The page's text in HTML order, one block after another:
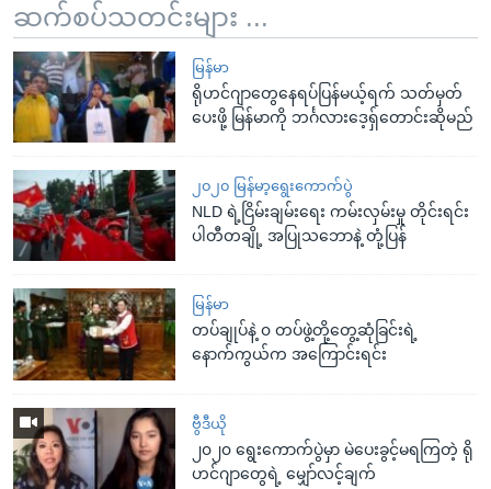
ဆက်စပ်သတင်းများ ...
မြန်မာ
ရိုဟင်ဂျာတွေနေရပ်ပြန်မယ့်ရက် သတ်မှတ်
ပေးဖို့ မြန်မာကို ဘင်္ဂလားဒေ့ရှ်တောင်းဆိုမည်
၂၀၂၀ မြန်မာ့ရွေးကောက်ပွဲ
NLD ရဲ့ငြိမ်းချမ်းရေး ကမ်းလှမ်းမှု တိုင်းရင်း
ပါတီတချို့ အပြုသဘောနဲ့ တုံ့ပြန်
မြန်မာ
တပ်ချုပ်နဲ့ ၀ တပ်ဖွဲ့တို့တွေ့ဆုံခြင်းရဲ့
နောက်ကွယ်က အကြောင်းရင်း
ဗွီဒီယို
၂၀၂၀ ရွေးကောက်ပွဲမှာ မဲပေးခွင့်မရကြတဲ့ ရို
ဟင်ဂျာတွေရဲ့ မျှော်လင့်ချက်